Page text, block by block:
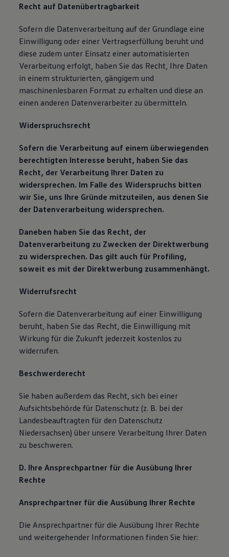
Recht auf Datenübertragbarkeit
Sofern die Datenverarbeitung auf der Grundlage eine
Einwilligung oder einer Vertragserfüllung beruht und
diese zudem unter Einsatz einer automatisierten
Verarbeitung erfolgt, haben Sie das Recht, Ihre Daten
in einem strukturierten, gängigem und
maschinenlesbaren Format zu erhalten und diese an
einen anderen Datenverarbeiter zu übermitteln.
Widerspruchsrecht
Sofern die Verarbeitung auf einem überwiegenden
berechtigten Interesse beruht, haben Sie das
Recht, der Verarbeitung Ihrer Daten zu
widersprechen. Im Falle des Widerspruchs bitten
wir Sie, uns Ihre Gründe mitzuteilen, aus denen Sie
der Datenverarbeitung widersprechen.
Daneben haben Sie das Recht, der
Datenverarbeitung zu Zwecken der Direktwerbung
zu widersprechen. Das gilt auch für Profiling,
soweit es mit der Direktwerbung zusammenhängt.
Widerrufsrecht
Sofern die Datenverarbeitung auf einer Einwilligung
beruht, haben Sie das Recht, die Einwilligung mit
Wirkung für die Zukunft jederzeit kostenlos zu
widerrufen.
Beschwerderecht
Sie haben außerdem das Recht, sich bei einer
Aufsichtsbehörde für Datenschutz (z. B. bei der
Landesbeauftragten für den Datenschutz
Niedersachsen) über unsere Verarbeitung Ihrer Daten
zu beschweren.
D. Ihre Ansprechpartner für die Ausübung Ihrer
Rechte
Ansprechpartner für die Ausübung Ihrer Rechte
Die Ansprechpartner für die Ausübung Ihrer Rechte
und weitergehender Informationen finden Sie hier: